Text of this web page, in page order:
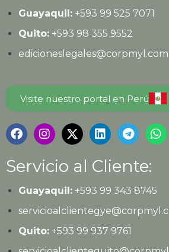
Guayaquil:+593 99 525 7071
Quito:+593 98 355 9552
edicioneslegales@corpmyl.com
Visite nuestro portal en Perú
Servicio al Cliente:
Guayaquil:+593 99 343 8745
Quito:+593 99 937 9761